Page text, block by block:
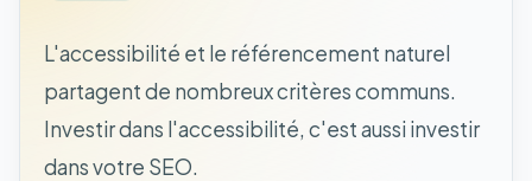
L'accessibilité et le référencement naturel
partagent de nombreux critères communs.
Investir dans l'accessibilité, c'est aussi investir
dans votre SEO.